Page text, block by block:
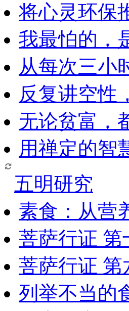
将心灵环保
我最怕的，
从每次三小
反复讲空性
无论贫富，
用禅定的智
五明研究
素食：从营
菩萨行证
菩萨行证 第
列举不当的